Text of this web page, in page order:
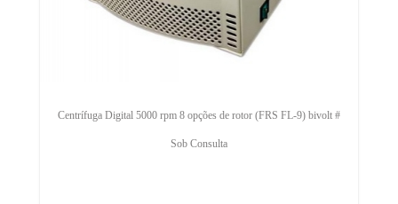
Centrífuga Digital 5000 rpm 8 opções de rotor (FRS FL-9) bivolt #
Sob Consulta